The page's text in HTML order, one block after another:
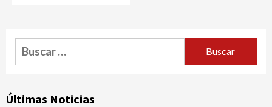
Buscar:
Últimas Noticias